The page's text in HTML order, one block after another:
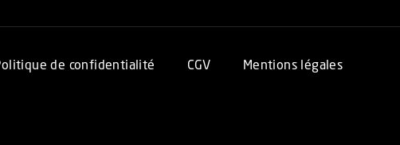
de confidentialité CGV Mentions légales